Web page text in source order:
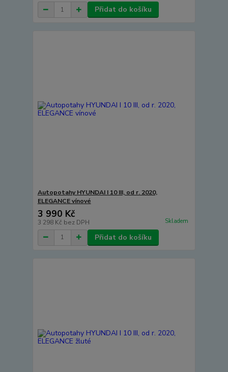
Přidat do košíku
Autopotahy HYUNDAI I 10 III, od r. 2020,
ELEGANCE vínové
3 990 Kč
3 298 Kč bez DPH Skladem
Přidat do košíku